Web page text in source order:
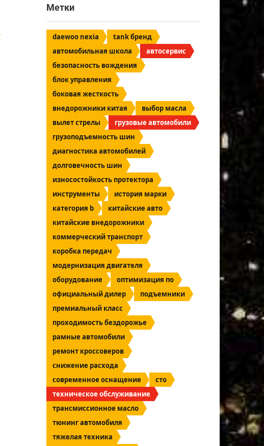
Метки
daewoo nexia
tank бренд
автомобильная школа
автосервис
безопасность вождения
блок управления
боковая жесткость
внедорожники китая
выбор масла
вылет стрелы
грузовые автомобили
грузоподъемность шин
диагностика автомобилей
долговечность шин
износостойкость протектора
инструменты
история марки
категория b
китайские авто
китайские внедорожники
коммерческий транспорт
коробка передач
модернизация двигателя
оборудование
оптимизация по
официальный дилер
подъемники
премиальный класс
проходимость бездорожье
рамные автомобили
ремонт кроссоверов
снижение расхода
современное оснащение
сто
техническое обслуживание
трансмиссионное масло
тюнинг автомобиля
тяжелая техника